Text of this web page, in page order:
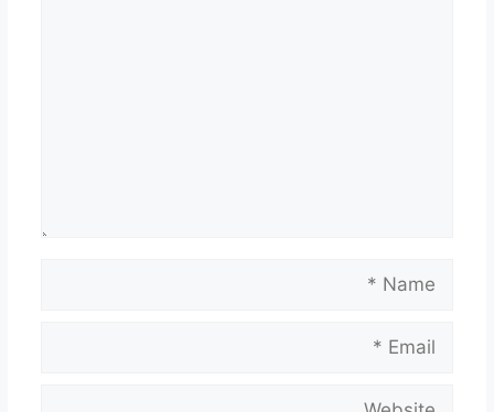
Email
Website